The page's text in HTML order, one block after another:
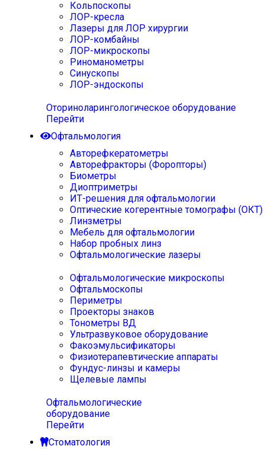
Кольпоскопы
ЛОР-кресла
Лазеры для ЛОР хирургии
ЛОР-комбайны
ЛОР-микроскопы
Риноманометры
Синускопы
ЛОР-эндоскопы
Оториноларингологическое оборудование
Перейти
Офтальмология
Авторефкератометры
Авторефракторы (Форопторы)
Биометры
Диоптриметры
ИТ-решения для офтальмологии
Оптические когерентные томографы (ОКТ)
Линзметры
Мебель для офтальмологии
Набор пробных линз
Офтальмологические лазеры
Офтальмологические микроскопы
Офтальмоскопы
Периметры
Проекторы знаков
Тонометры ВД
Ультразвуковое оборудование
Факоэмульсификаторы
Физиотерапевтические аппараты
Фундус-линзы и камеры
Щелевые лампы
Офтальмологические
оборудование
Перейти
Стоматология